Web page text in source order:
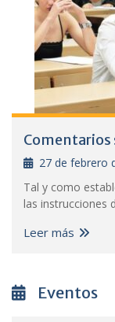
Comentarios
27 de febrero
Tal y como
las instrucciones
Leer más
Eventos